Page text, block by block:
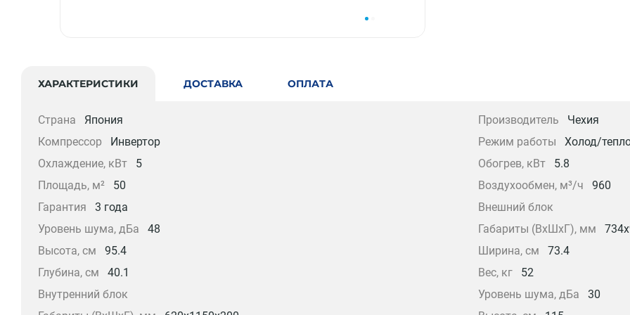
ХАРАКТЕРИСТИКИ ДОСТАВКА ОПЛАТА
Страна Япония Производитель
Чехия
Компрессор
Инвертор Режим работы
Холод/
Охлаждение, кВт
5 Обогрев, кВт
5.8
Площадь, м²
50 Воздухообмен, м³/ч
960
Гарантия
3 года
Внешний блок
Уровень шума, дБа
48 Габариты (ВхШхГ), мм
Высота, см
95.4 Ширина, см
73.4
Глубина, см
40.1 Вес, кг
52
Внутренний блок
Уровень шума, дБа
30